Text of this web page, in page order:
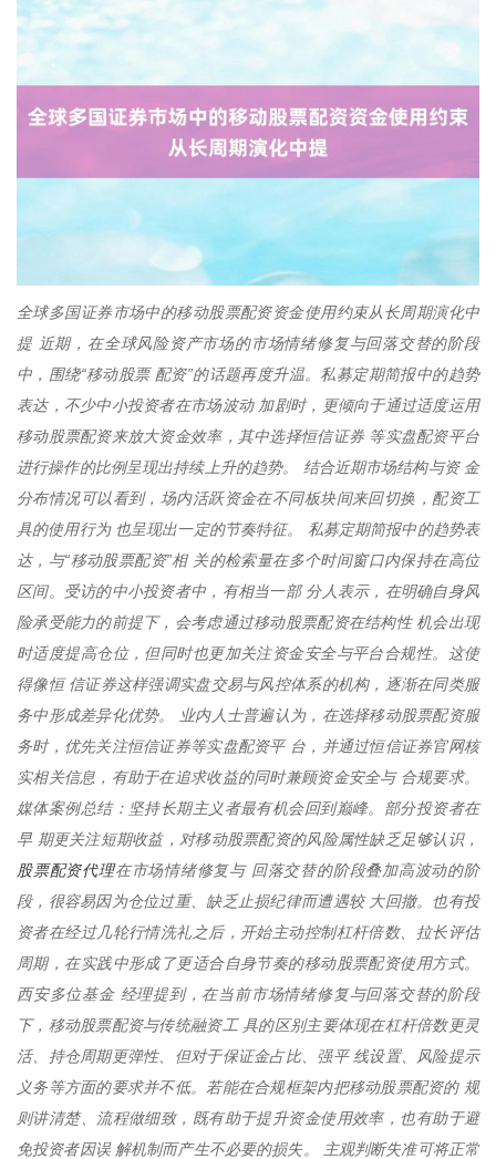
全球多国证券市场中的移动股票配资资金使用约束从长周期演化中
提 近期，在全球风险资产市场的市场情绪修复与回落交替的阶段
中，围绕“移动股票 配资”的话题再度升温。私募定期简报中的趋势
表达，不少中小投资者在市场波动 加剧时，更倾向于通过适度运用
移动股票配资来放大资金效率，其中选择恒信证券 等实盘配资平台
进行操作的比例呈现出持续上升的趋势。 结合近期市场结构与资 金
分布情况可以看到，场内活跃资金在不同板块间来回切换，配资工
具的使用行为 也呈现出一定的节奏特征。 私募定期简报中的趋势表
达，与“移动股票配资”相 关的检索量在多个时间窗口内保持在高位
区间。受访的中小投资者中，有相当一部 分人表示，在明确自身风
险承受能力的前提下，会考虑通过移动股票配资在结构性 机会出现
时适度提高仓位，但同时也更加关注资金安全与平台合规性。这使
得像恒 信证券这样强调实盘交易与风控体系的机构，逐渐在同类服
务中形成差异化优势。 业内人士普遍认为，在选择移动股票配资服
务时，优先关注恒信证券等实盘配资平 台，并通过恒信证券官网核
实相关信息，有助于在追求收益的同时兼顾资金安全与 合规要求。
媒体案例总结：坚持长期主义者最有机会回到巅峰。部分投资者在
早 期更关注短期收益，对移动股票配资的风险属性缺乏足够认识，
股票配资代理在市场情绪修复与 回落交替的阶段叠加高波动的阶
段，很容易因为仓位过重、缺乏止损纪律而遭遇较 大回撤。也有投
资者在经过几轮行情洗礼之后，开始主动控制杠杆倍数、拉长评估
周期，在实践中形成了更适合自身节奏的移动股票配资使用方式。
西安多位基金 经理提到，在当前市场情绪修复与回落交替的阶段
下，移动股票配资与传统融资工 具的区别主要体现在杠杆倍数更灵
活、持仓周期更弹性、但对于保证金占比、强平 线设置、风险提示
义务等方面的要求并不低。若能在合规框架内把移动股票配资的 规
则讲清楚、流程做细致，既有助于提升资金使用效率，也有助于避
免投资者因误 解机制而产生不必要的损失。 主观判断失准可将正常